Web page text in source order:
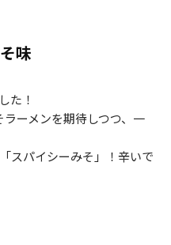
味
た！
ーメンを期待しつつ、一
スパイシーみそ」！辛いで